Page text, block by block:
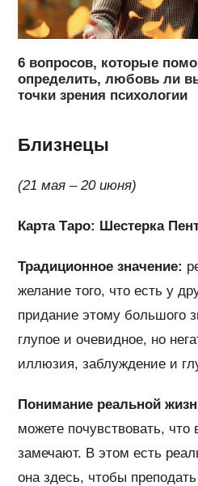
6 вопросов, которые
определить, любовь ли
точки зрения психологии
Близнецы
(21 мая – 20 июня)
Карта Таро: Шестерка
Традиционное значение:
желание того, что есть у
придание этому большого
глупое и очевидное, но
иллюзия, заблуждение и
Понимание реальной
можете почувствовать, что
замечают. В этом есть
она здесь, чтобы